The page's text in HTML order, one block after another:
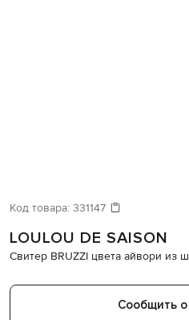
Код товара: 331147
LOULOU DE SAISON
Свитер BRUZZI цвета айвори из
Сообщить